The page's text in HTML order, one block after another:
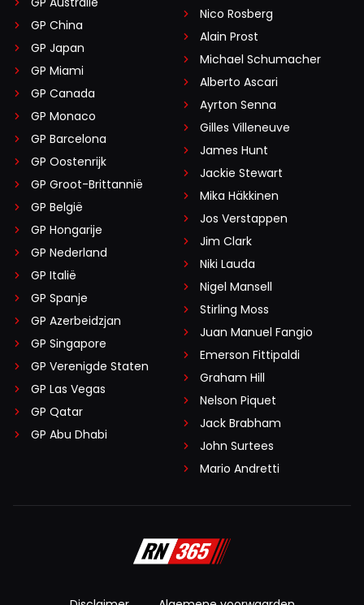
GP China
GP Japan
GP Miami
GP Canada
GP Monaco
GP Barcelona
GP Oostenrijk
GP Groot-Brittannië
GP België
GP Hongarije
GP Nederland
GP Italië
GP Spanje
GP Azerbeidzjan
GP Singapore
GP Verenigde Staten
GP Las Vegas
GP Qatar
GP Abu Dhabi
Nico Rosberg
Alain Prost
Michael Schumacher
Alberto Ascari
Ayrton Senna
Gilles Villeneuve
James Hunt
Jackie Stewart
Mika Häkkinen
Jos Verstappen
Jim Clark
Niki Lauda
Nigel Mansell
Stirling Moss
Juan Manuel Fangio
Emerson Fittipaldi
Graham Hill
Nelson Piquet
Jack Brabham
John Surtees
Mario Andretti